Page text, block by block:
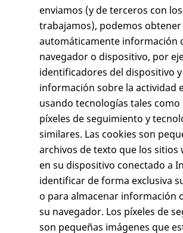
enviamos (y de terceros con
trabajamos), podemos obtener
automáticamente información
navegador o dispositivo, por
identificadores del dispositivo
información sobre la actividad
usando tecnologías tales como
píxeles de seguimiento y
similares. Las cookies son
archivos de texto que los sitios
en su dispositivo conectado a
identificar de forma exclusiva
o para almacenar información
su navegador. Los píxeles de
son pequeñas imágenes que